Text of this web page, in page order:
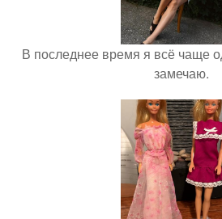
В последнее время я всё чаще
замечаю.